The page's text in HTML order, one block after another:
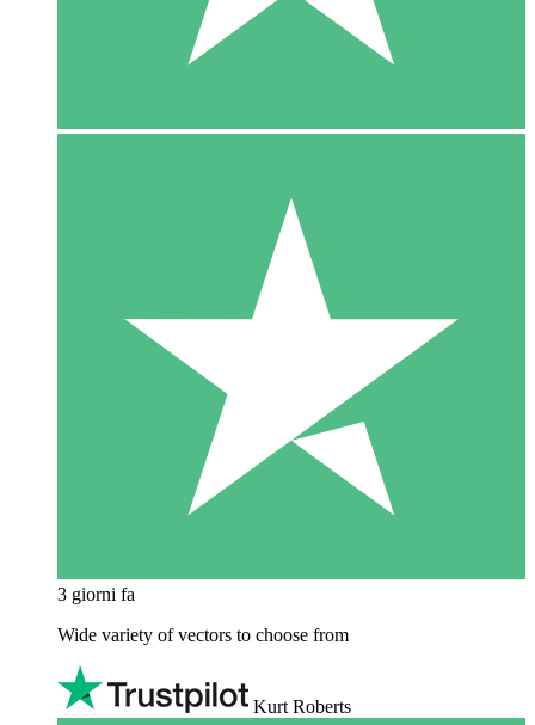
3 giorni fa
Wide variety of vectors to choose from
Kurt Roberts